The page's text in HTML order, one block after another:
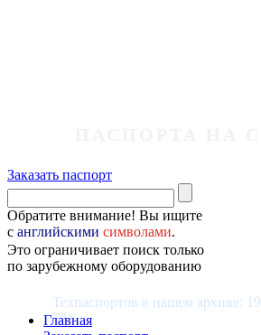
Заказать паспорт
Обратите внимание! Вы ищите
с английскими символами.
Это ограничивает поиск только
по зарубежному оборудованию
Техпаспортов в нашем архиве: 19
781
Главная